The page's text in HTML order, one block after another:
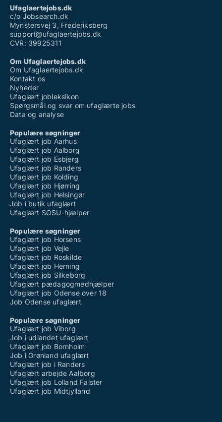
Ufaglært portør job
Vikarbureau odense ufaglært
Ufaglaertejobs.dk
c/o Jobsearch.dk
Mynstersvej 3, Frederiksberg
support@ufaglaertejobs.dk
CVR: 39925311
Om Ufaglaertejobs.dk
Om Ufaglaertejobs.dk
Kontakt os
Nyheder
Ufaglært jobleksikon
Spørgsmål og svar om ufaglærte jobs
Data og analyse
Populære søgninger
Ufaglært job Aarhus
Ufaglært job Aalborg
Ufaglært job Esbjerg
Ufaglært job Randers
Ufaglært job Kolding
Ufaglært job Hjørring
Ufaglært job Helsingør
Job i butik ufaglært
Ufaglært SOSU-hjælper
Populære søgninger
Ufaglært job Horsens
Ufaglært job Vejle
Ufaglært job Roskilde
Ufaglært job Herning
Ufaglært job Silkeborg
Ufaglært pædagogmedhjælper
Ufaglært job Odense over 18
Job Odense ufaglært
Populære søgninger
Ufaglært job Viborg
Job i udlandet ufaglært
Ufaglært job Bornholm
Job i Grønland ufaglært
Ufaglært job i Randers
Ufaglært arbejde Aalborg
Ufaglært job Lolland Falster
Ufaglært job Midtjylland